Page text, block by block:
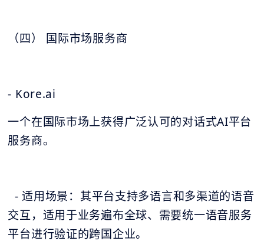
（四） 国际市场服务商
- Kore.ai
一个在国际市场上获得广泛认可的对话式AI平台
服务商。
- 适用场景：其平台支持多语言和多渠道的语音
交互，适用于业务遍布全球、需要统一语音服务
平台进行验证的跨国企业。